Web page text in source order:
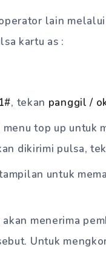
lain
kartu as :
, tekan panggil /
top up untuk
dikirimi pulsa,
untuk
menerima
Untuk